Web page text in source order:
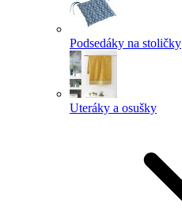
Podsedáky na stoličky
Uteráky a osušky